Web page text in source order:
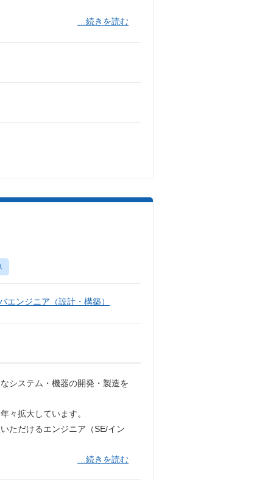
…続きを読む
エンジニア（設計・構築）
システム・機器の開発・製造を
々拡大しています。
ただけるエンジニア（SE/イン
…続きを読む